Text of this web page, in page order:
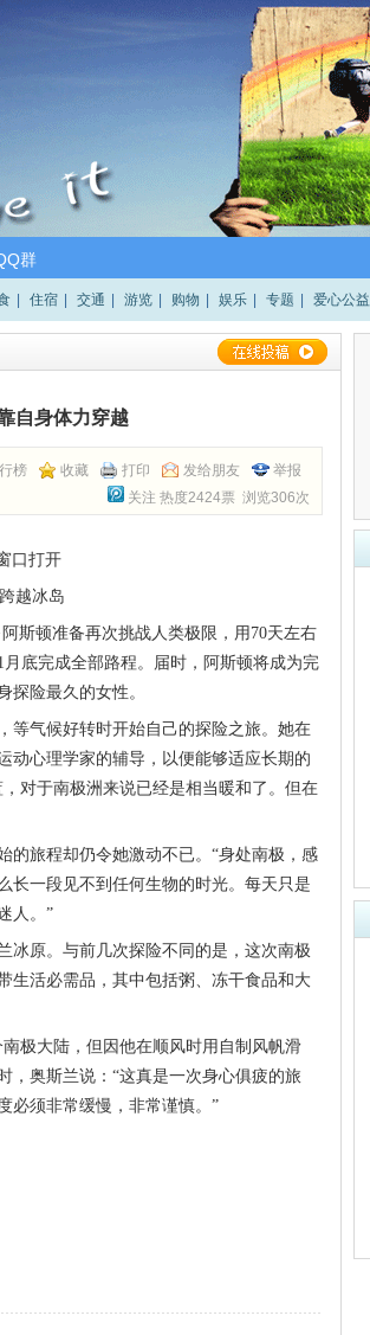
群
住宿 交通 游览 购物 娱乐 专题 爱心公益
自身体力穿越
榜 收藏 打印 发给朋友 举报
关注 热度2424票 浏览306次
越冰岛
斯顿准备再次挑战人类极限，用70天左右
底完成全部路程。届时，阿斯顿将成为完
险最久的女性。
气候好转时开始自己的探险之旅。她在
动心理学家的辅导，以便能够适应长期的
对于南极洲来说已经是相当暖和了。但在
旅程却仍令她激动不已。“身处南极，感
一段见不到任何生物的时光。每天只是
人。”
原。与前几次探险不同的是，这次南极
生活必需品，其中包括粥、冻干食品和大
极大陆，但因他在顺风时用自制风帆滑
，奥斯兰说：“这真是一次身心俱疲的旅
必须非常缓慢，非常谨慎。”